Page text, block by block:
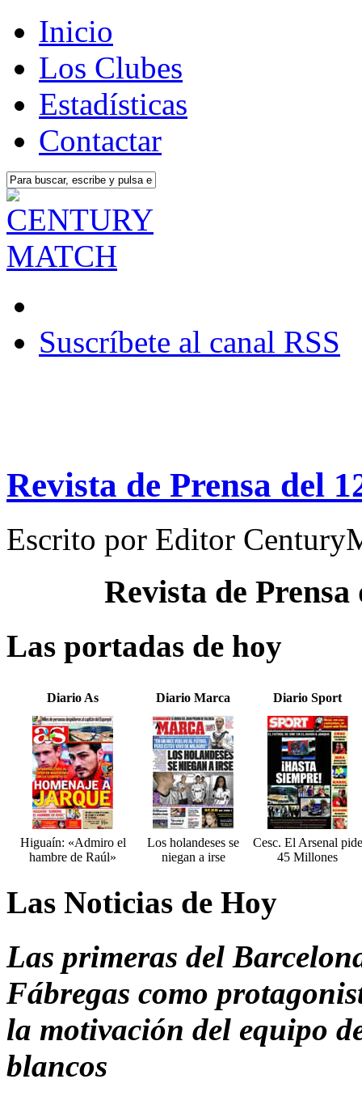
Inicio
Los Clubes
Estadísticas
Contactar
Suscríbete al canal RSS
Revista de Prensa del
Escrito por Editor
Revista de
Las portadas de hoy
Diario As Diario Marca Diario Sport
Higuaín: «Admiro el
hambre de Raúl»
Los holandeses se
niegan a irse
Cesc. El Arsenal pide
45 Millones
Las Noticias de Hoy
Las primeras del
Fábregas como
la motivación del equipo
blancos